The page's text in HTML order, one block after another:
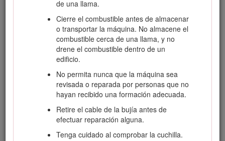
de una llama.
Cierre el combustible antes de almacenar
o transportar la máquina. No almacene el
combustible cerca de una llama, y no
drene el combustible dentro de un
edificio.
No permita nunca que la máquina sea
revisada o reparada por personas que no
hayan recibido una formación adecuada.
Retire el cable de la bujía antes de
efectuar reparación alguna.
Tenga cuidado al comprobar la cuchilla.
portátil, en vez de usar un surtidor o boquilla
Mantenga la boquilla en contacto con el
borde del depósito de combustible o el
orificio del recipiente en todo momento hasta
que termine de repostar.
No utilice dispositivos que mantengan
abierta la boquilla.
Si se derrama combustible sobre su ropa,
cámbiese de ropa inmediatamente.
Nunca llene demasiado el depósito de
combustible. Vuelva a colocar el tapón de